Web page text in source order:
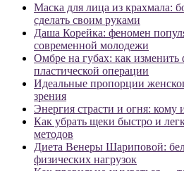
Маска для лица из крахмала:
сделать своим руками
Даша Корейка: феномен
современной молодежи
Омбре на губах: как изменить
пластической операции
Идеальные пропорции
зрения
Энергия страсти и огня: кому
Как убрать щеки быстро и
методов
Диета Венеры Шариповой:
физических нагрузок